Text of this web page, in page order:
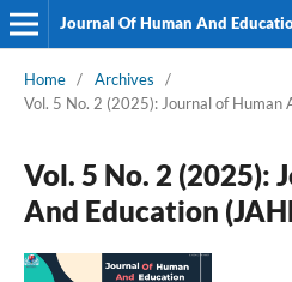
Journal Of Human And
Home / Archives
/
Vol. 5 No. 2 (2025): Journal of Human
Vol. 5 No. 2 (2025):
And Education